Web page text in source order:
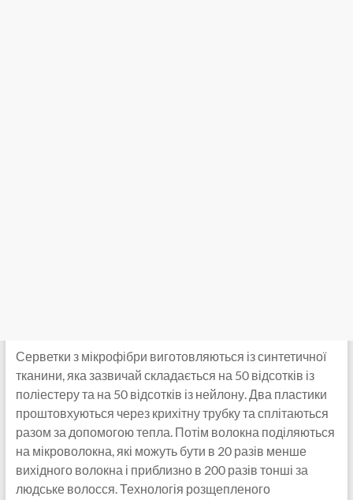
Серветки з мікрофібри виготовляються із синтетичної
тканини, яка зазвичай складається на 50 відсотків із
поліестеру та на 50 відсотків із нейлону. Два пластики
проштовхуються через крихітну трубку та сплітаються
разом за допомогою тепла. Потім волокна поділяються
на мікроволокна, які можуть бути в 20 разів менше
вихідного волокна і приблизно в 200 разів тонші за
людське волосся. Технологія розщепленого